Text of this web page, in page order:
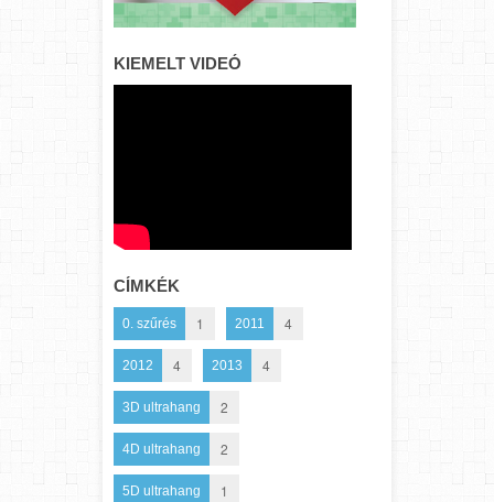
KIEMELT VIDEÓ
CÍMKÉK
0. szűrés 1 2011 4
2012 4 2013 4
3D ultrahang 2
4D ultrahang 2
5D ultrahang 1